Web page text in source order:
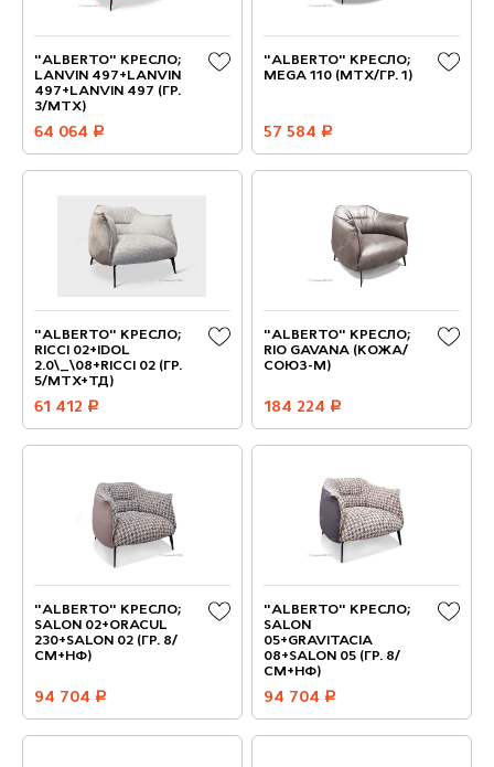
"ALBERTO" КРЕСЛО;
LANVIN 497+LANVIN
497+LANVIN 497 (ГР.
3/МТХ)
64 064 руб.
"ALBERTO" КРЕСЛО;
MEGA 110 (МТХ/ГР. 1)
57 584 руб.
"ALBERTO" КРЕСЛО;
RICCI 02+IDOL
2.0\_\08+RICCI 02 (ГР.
5/МТХ+ТД)
61 412 руб.
"ALBERTO" КРЕСЛО;
RIO GAVANA (КОЖА/
СОЮЗ-М)
184 224 руб.
"ALBERTO" КРЕСЛО;
SALON 02+ORACUL
230+SALON 02 (ГР. 8/
СМ+НФ)
94 704 руб.
"ALBERTO" КРЕСЛО;
SALON
05+GRAVITACIA
08+SALON 05 (ГР. 8/
СМ+НФ)
94 704 руб.